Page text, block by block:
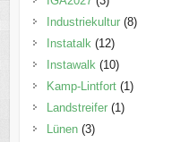
Industriekultur(8)
Instatalk (12)
Instawalk (10)
Kamp-Lintfort(1)
Landstreifer(1)
Lünen(3)